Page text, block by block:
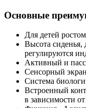
Основные
Для детей
Высота сиденья,
регулируются
Активный и
Сенсорный
Система
Встроенный
в зависимости